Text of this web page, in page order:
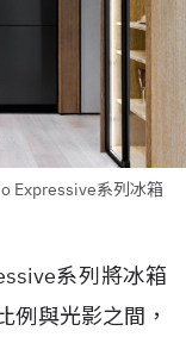
Expressive系列冰箱
系列將冰箱
例與光影之間，